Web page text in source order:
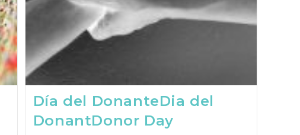
Día del DonanteDia del
DonantDonor Day